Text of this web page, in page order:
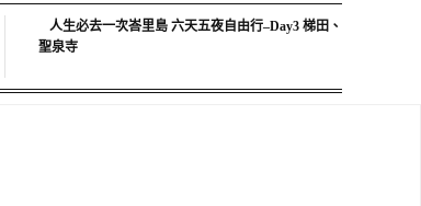
人生必去一次峇里島 六天五夜自由行–Day3 梯田、
聖泉寺